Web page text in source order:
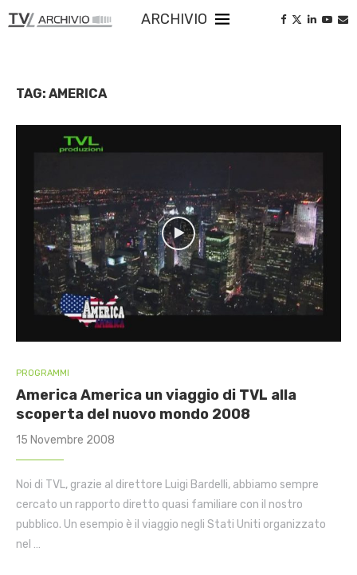
ARCHIVIO
TAG: AMERICA
PROGRAMMI
America America un viaggio di TVL alla
scoperta del nuovo mondo 2008
15 Novembre 2008
Noi di TVL, grazie al direttore Luigi Bardelli, abbiamo sempre
cercato un rapporto diretto quasi familiare con il nostro
pubblico. Un esempio è il viaggio negli Stati Uniti organizzato
nel …